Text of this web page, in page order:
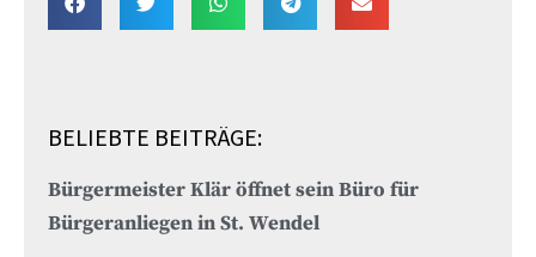
BELIEBTE BEITRÄGE:
Bürgermeister Klär öffnet sein Büro für
Bürgeranliegen in St. Wendel